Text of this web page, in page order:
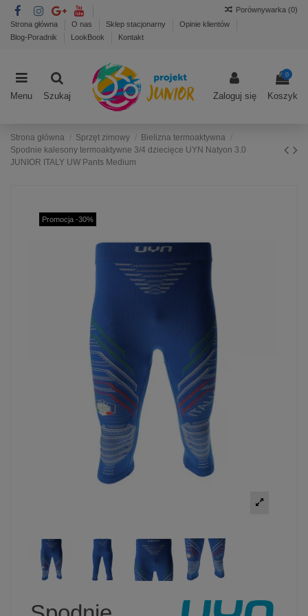
Strona główna O nas Sklep stacjonarny
Opinie klientów
Blog-Poradnik
LookBook Kontakt
Porównywarka (0)
Menu Szukaj Zaloguj się
0
Koszyk
Strona główna Sprzęt zimowy
Bielizna termoaktywna
Spodnie kalesony termoaktywne 3/4 dziecięce UYN Natyon 3.0
JUNIOR ITALY UW Pants Medium
Promocja -30%